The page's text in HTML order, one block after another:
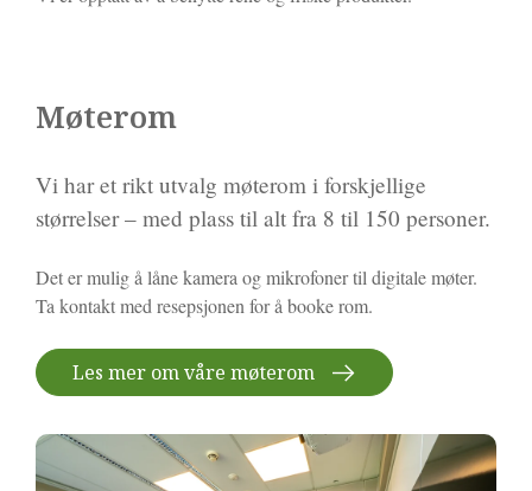
Møterom
Vi har et rikt utvalg møterom i forskjellige
størrelser – med plass til alt fra 8 til 150 personer.
Det er mulig å låne kamera og mikrofoner til digitale møter.
Ta kontakt med resepsjonen for å booke rom.
Les mer om våre møterom